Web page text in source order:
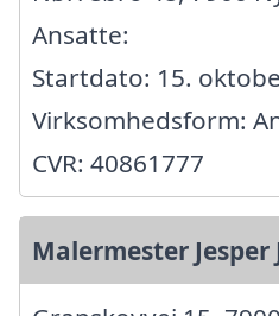
Ansatte:
Startdato: 15.
Virksomhedsform:
CVR: 40861777
Malermester Jesper